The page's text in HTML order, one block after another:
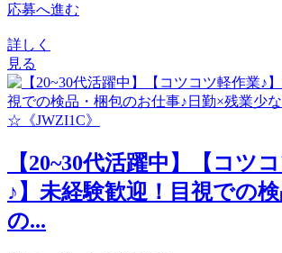
応募へ進む
詳しく
見る
【20~30代活躍中】【コツ
♪】未経験歓迎！目視での
の...